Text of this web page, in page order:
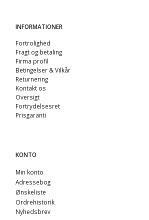
INFORMATIONER
Fortrolighed
Fragt og betaling
Firma profil
Betingelser & Vilkår
Returnering
Kontakt os
Oversigt
Fortrydelsesret
Prisgaranti
KONTO
Min konto
Adressebog
Ønskeliste
Ordrehistorik
Nyhedsbrev